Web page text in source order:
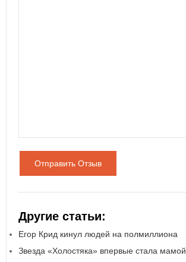
Отправить Отзыв
Другие статьи:
Егор Крид кинул людей на полмиллиона
Звезда «Холостяка» впервые стала мамой